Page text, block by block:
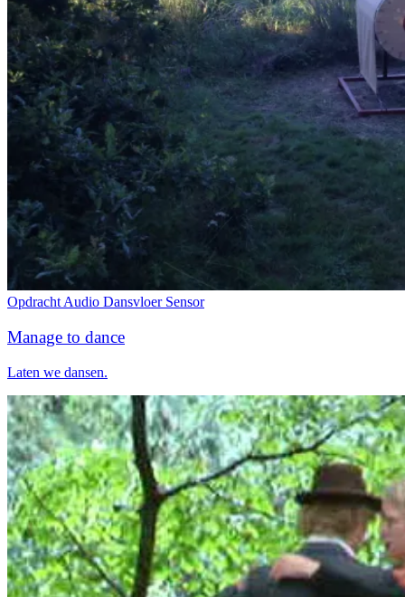
Opdracht Audio Dansvloer Sensor
Manage to dance
Laten we dansen.